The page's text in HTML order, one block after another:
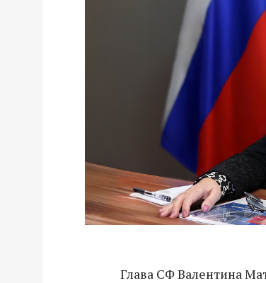
Глава СФ Валентина